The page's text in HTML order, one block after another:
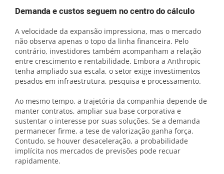
Demanda e custos seguem no centro do cálculo
A velocidade da expansão impressiona, mas o mercado
não observa apenas o topo da linha financeira. Pelo
contrário, investidores também acompanham a relação
entre crescimento e rentabilidade. Embora a Anthropic
tenha ampliado sua escala, o setor exige investimentos
pesados em infraestrutura, pesquisa e processamento.
Ao mesmo tempo, a trajetória da companhia depende de
manter contratos, ampliar sua base corporativa e
sustentar o interesse por suas soluções. Se a demanda
permanecer firme, a tese de valorização ganha força.
Contudo, se houver desaceleração, a probabilidade
implícita nos mercados de previsões pode recuar
rapidamente.